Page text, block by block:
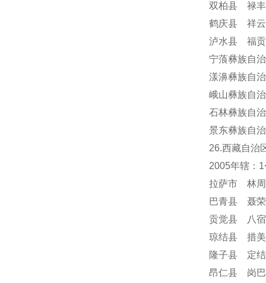
双柏县 禄
鹤庆县 祥
泸水县 福
宁蒗彝族自
漾濞彝族自
峨山彝族自
石林彝族自
景东彝族自
26.西藏自治
2005年辖：
拉萨市 林
巴青县 聂
贡觉县 八
琼结县 措
隆子县 定
昂仁县 岗